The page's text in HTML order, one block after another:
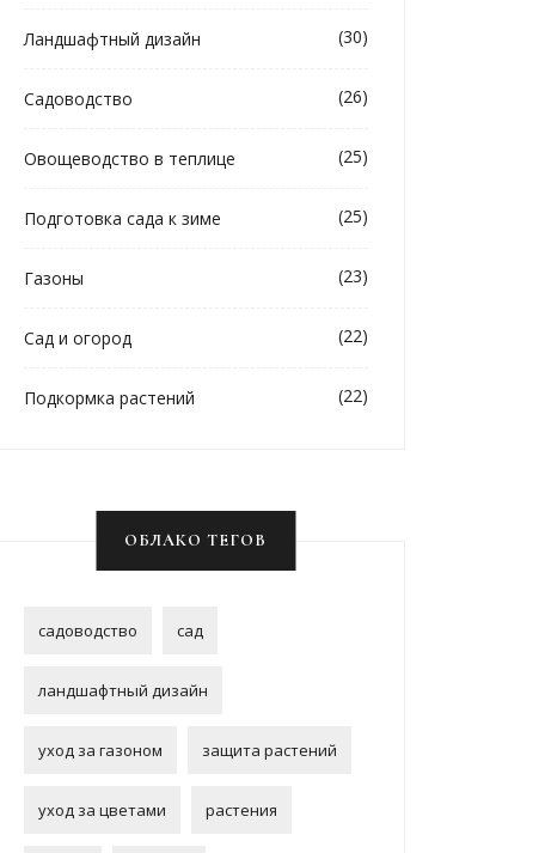
Ландшафтный дизайн (30)
Садоводство (26)
Овощеводство в теплице (25)
Подготовка сада к зиме (25)
Газоны (23)
Сад и огород (22)
Подкормка растений (22)
ОБЛАКО ТЕГОВ
садоводство сад
ландшафтный дизайн
уход за газоном защита растений
уход за цветами растения